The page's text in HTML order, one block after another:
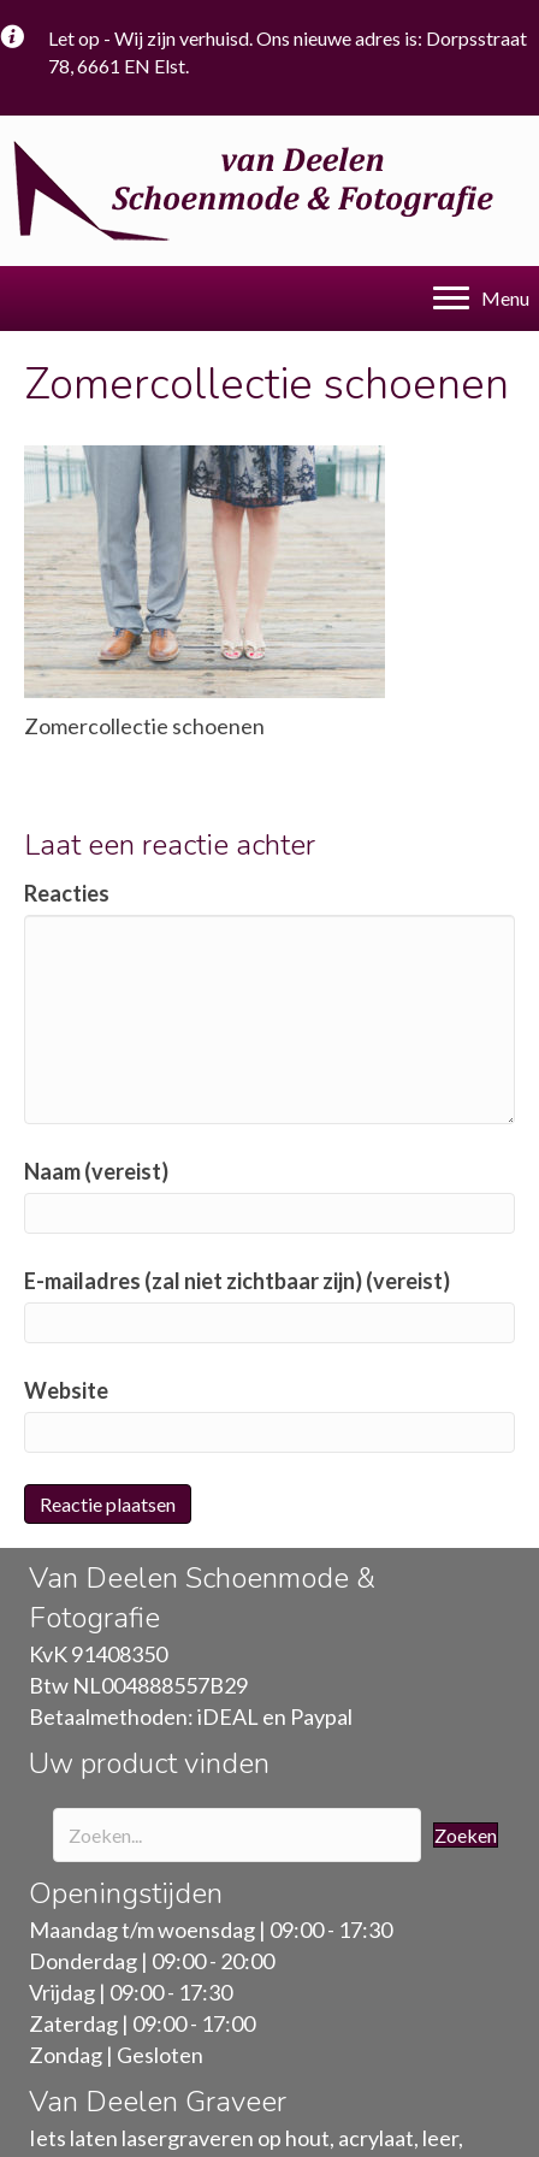
Let op - Wij zijn verhuisd. Ons nieuwe adres is: Dorpsstraat
78, 6661 EN Elst.
Menu
Zomercollectie schoenen
Zomercollectie schoenen
Laat een reactie achter
Reacties
Naam (vereist)
E-mailadres (zal niet zichtbaar zijn) (vereist)
Website
Van Deelen Schoenmode &
Fotografie
KvK 91408350
Btw NL004888557B29
Betaalmethoden: iDEAL en Paypal
Uw product vinden
Zoeken
Openingstijden
Maandag t/m woensdag | 09:00 - 17:30
Donderdag | 09:00 - 20:00
Vrijdag | 09:00 - 17:30
Zaterdag | 09:00 - 17:00
Zondag | Gesloten
Van Deelen Graveer
Iets laten lasergraveren op hout, acrylaat, leer,